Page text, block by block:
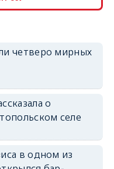
erid: 2SDnjdPjgYS
четверо мирных
о
селе
в одном из